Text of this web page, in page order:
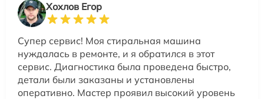
Хохлов Егор
Супер сервис! Моя стиральная машина
нуждалась в ремонте, и я обратился в этот
сервис. Диагностика была проведена быстро,
детали были заказаны и установлены
оперативно. Мастер проявил высокий уровень